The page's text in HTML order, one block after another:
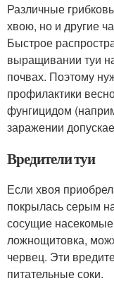
Различные
хвою, но и другие
Быстрое
выращивании туи
почвах. Поэтому
профилактики
фунгицидом
заражении
Вредители туи
Если хвоя
покрылась серым
сосущие
ложнощитовка,
червец. Эти
питательные соки.